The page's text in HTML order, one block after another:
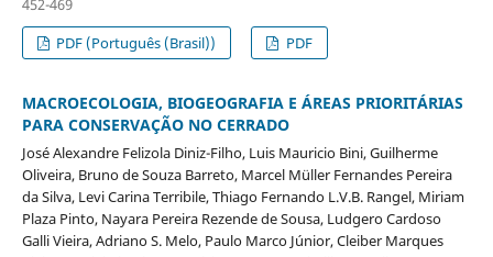
452-469
PDF (Português (Brasil))
PDF
MACROECOLOGIA, BIOGEOGRAFIA E ÁREAS PRIORITÁRIAS
PARA CONSERVAÇÃO NO CERRADO
José Alexandre Felizola Diniz-Filho, Luis Mauricio Bini, Guilherme
Oliveira, Bruno de Souza Barreto, Marcel Müller Fernandes Pereira
da Silva, Levi Carina Terribile, Thiago Fernando L.V.B. Rangel, Miriam
Plaza Pinto, Nayara Pereira Rezende de Sousa, Ludgero Cardoso
Galli Vieira, Adriano S. Melo, Paulo Marco Júnior, Cleiber Marques